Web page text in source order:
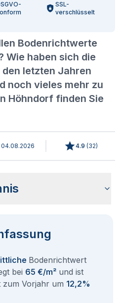
Bodenrichtwerte
Wie haben sich die
letzten Jahren
noch vieles mehr zu
Höhndorf finden Sie
SSL-
verschlüsselt
04.08.2026 4.9 (32)
Bodenrichtwert
bei 65 €/m² und ist
zum Vorjahr um 12,2%